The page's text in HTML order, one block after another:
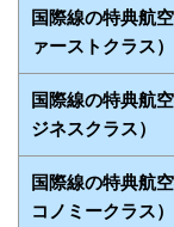
国際線の特典航
ァーストクラス）
国際線の特典航
ジネスクラス）
国際線の特典航
コノミークラス）